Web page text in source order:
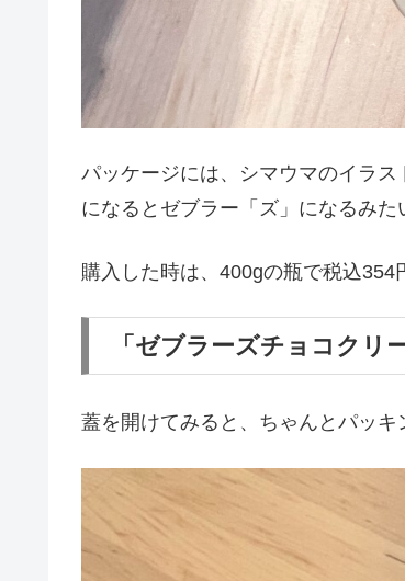
パッケージには、シマウマのイラ
になるとゼブラー「ズ」になるみた
購入した時は、400gの瓶で税込354
「ゼブラーズチョコクリ
蓋を開けてみると、ちゃんとパッキ